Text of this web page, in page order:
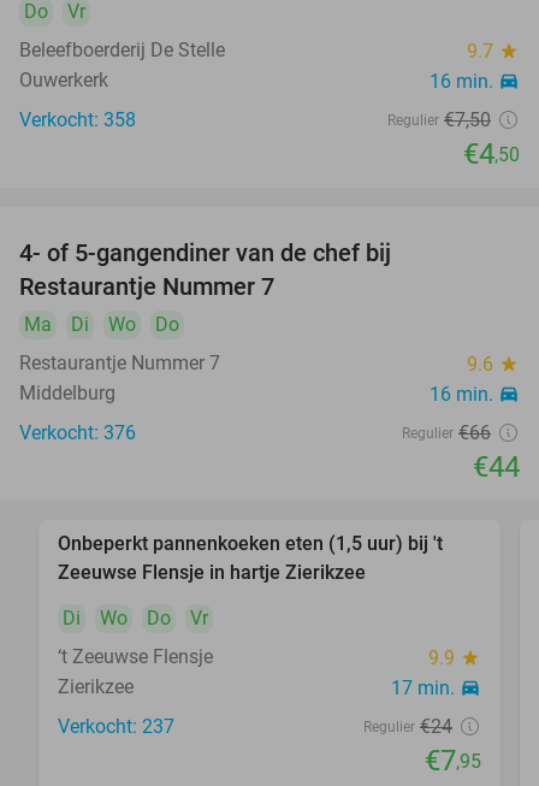
Do
Vr
Beleefboerderij De Stelle
9.7 star
Ouwerkerk 16 min. directions_car
Verkocht: 358 Regulier €7,50
€4,50
4- of 5-gangendiner van de chef bij
Restaurantje Nummer 7
Ma Di Wo
Do
Restaurantje Nummer 7
9.6 star
Middelburg 16 min. directions_car
Verkocht: 376 Regulier €66
€44
Onbeperkt pannenkoeken eten (1,5 uur) bij 't
Zeeuwse Flensje in hartje Zierikzee
Di
Wo Do
Vr
‘t Zeeuwse Flensje
9.9 star
Zierikzee 17 min. directions_car
Verkocht: 237 Regulier €24
€7,95